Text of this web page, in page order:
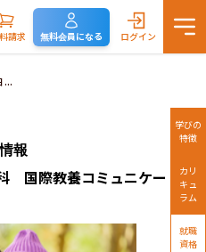
請求 無料会員になる ログイン
報
国際教養コミュニケー
学びの
特徴
カリ
キュ
ラム
就職
資格